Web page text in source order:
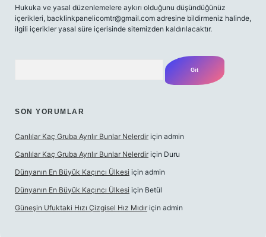
Hukuka ve yasal düzenlemelere aykırı olduğunu düşündüğünüz
içerikleri, backlinkpanelicomtr@gmail.com adresine bildirmeniz halinde,
ilgili içerikler yasal süre içerisinde sitemizden kaldırılacaktır.
SON YORUMLAR
Canlılar Kaç Gruba Ayrılır Bunlar Nelerdir için admin
Canlılar Kaç Gruba Ayrılır Bunlar Nelerdir için Duru
Dünyanın En Büyük Kaçıncı Ülkesi için admin
Dünyanın En Büyük Kaçıncı Ülkesi için Betül
Güneşin Ufuktaki Hızı Çizgisel Hız Mıdır için admin